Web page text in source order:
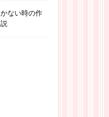
ない時の作